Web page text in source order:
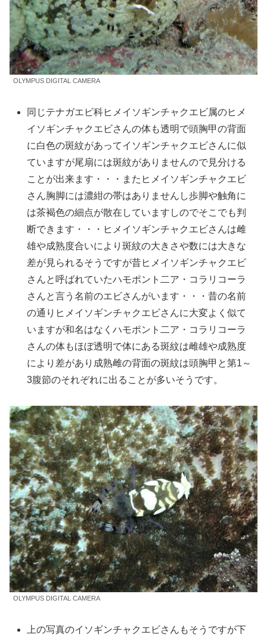
OLYMPUS DIGITAL CAMERA
同じテナガエビ科ヒメイソギンチャクエビ属のヒメ
イソギンチャクエビさんの体も透明で頭胸甲の背面
に白色の斑紋があってイソギンチャクエビさんに似
ていますが尾扇には斑紋がありませんので見分ける
ことが出来ます・・・またヒメイソギンチャクエビ
さん胸脚には濃紺の帯はありませんし歩脚や触角に
は茶褐色の細点が散在していますしのでそこでも判
断できます・・・ヒメイソギンチャクエビさんは雌
雄や成熟度合いにより斑紋の大きさや数には大きな
差が見られるそうですが昔ヒメイソギンチャクエビ
さんと呼ばれていたハモポント二ア・コラリコーラ
さんと言う名前のエビさんがいます・・・昔の名前
の通りヒメイソギンチャクエビさんに大変よく似て
いますが和名はなくハモポント二ア・コラリコーラ
さんの体もほぼ透明で体にある斑紋は雌雄や成熟度
により差があり成熟雌の背面の斑紋は頭胸甲と第1～
3腹節のそれぞれに出ることが多いそうです。
OLYMPUS DIGITAL CAMERA
上の写真のイソギンチャクエビさんもそうですが下